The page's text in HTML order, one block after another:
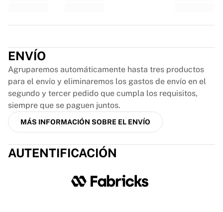
NHL Alumni
Otro
Glory Kickboxing
Team Liquid
Cómo funciona
Enmarca tu camiseta
Autenticación de camisetas
Mi colección
ENVÍO
Agruparemos automáticamente hasta tres productos
para el envío y eliminaremos los gastos de envío en el
segundo y tercer pedido que cumpla los requisitos,
siempre que se paguen juntos.
MÁS INFORMACIÓN SOBRE EL ENVÍO
AUTENTIFICACIÓN